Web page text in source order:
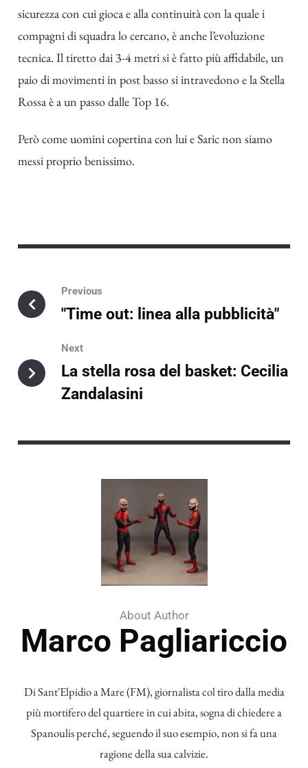
sicurezza con cui gioca e alla continuità con la quale i
compagni di squadra lo cercano, è anche l’evoluzione
tecnica. Il tiretto dai 3-4 metri si è fatto più affidabile, un
paio di movimenti in post basso si intravedono e la Stella
Rossa è a un passo dalle Top 16.
Però come uomini copertina con lui e Saric non siamo
messi proprio benissimo.
Previous
"Time out: linea alla pubblicità"
Next
La stella rosa del basket: Cecilia
Zandalasini
About Author
Marco Pagliariccio
Di Sant'Elpidio a Mare (FM), giornalista col tiro dalla media
più mortifero del quartiere in cui abita, sogna di chiedere a
Spanoulis perché, seguendo il suo esempio, non si fa una
ragione della sua calvizie.